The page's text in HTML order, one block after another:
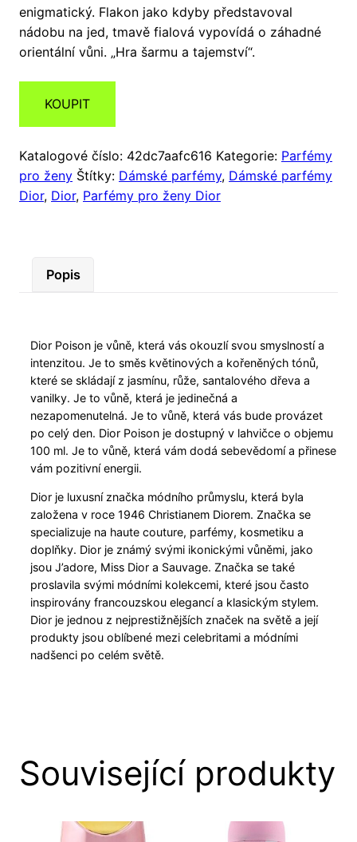
enigmatický. Flakon jako kdyby představoval
nádobu na jed, tmavě fialová vypovídá o záhadné
orientální vůni. „Hra šarmu a tajemství“.
KOUPIT
Katalogové číslo: 42dc7aafc616 Kategorie: Parfémy
pro ženy Štítky: Dámské parfémy, Dámské parfémy
Dior, Dior, Parfémy pro ženy Dior
Popis
Dior Poison je vůně, která vás okouzlí svou smyslností a
intenzitou. Je to směs květinových a kořeněných tónů,
které se skládají z jasmínu, růže, santalového dřeva a
vanilky. Je to vůně, která je jedinečná a
nezapomenutelná. Je to vůně, která vás bude provázet
po celý den. Dior Poison je dostupný v lahvičce o objemu
100 ml. Je to vůně, která vám dodá sebevědomí a přinese
vám pozitivní energii.
Dior je luxusní značka módního průmyslu, která byla
založena v roce 1946 Christianem Diorem. Značka se
specializuje na haute couture, parfémy, kosmetiku a
doplňky. Dior je známý svými ikonickými vůněmi, jako
jsou J’adore, Miss Dior a Sauvage. Značka se také
proslavila svými módními kolekcemi, které jsou často
inspirovány francouzskou elegancí a klasickým stylem.
Dior je jednou z nejprestižnějších značek na světě a její
produkty jsou oblíbené mezi celebritami a módními
nadšenci po celém světě.
Související produkty